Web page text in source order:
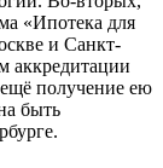
«Ипотека для
и Санкт-
аккредитации
получение ею
быть